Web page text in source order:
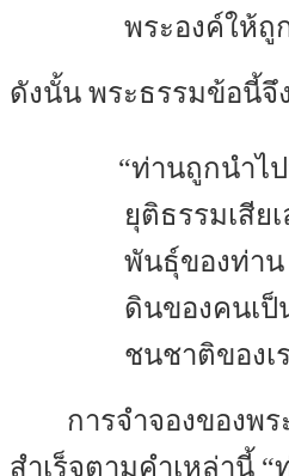
พระองค์ให้ถู
ดังนั้น พระธรรมข้อนี้จึ
“ท่านถูกนำไ
ยุติธรรมเสีย
พันธุ์ของท่าน
ดินของคนเป็
ชนชาติของเ
การจำจองของพ
สำเร็จตามคำเหล่านี้